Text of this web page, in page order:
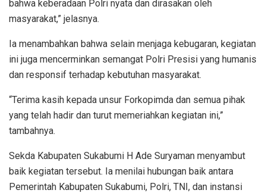
bahwa keberadaan Polri nyata dan dirasakan oleh
masyarakat,” jelasnya.
Ia menambahkan bahwa selain menjaga kebugaran, kegiatan
ini juga mencerminkan semangat Polri Presisi yang humanis
dan responsif terhadap kebutuhan masyarakat.
“Terima kasih kepada unsur Forkopimda dan semua pihak
yang telah hadir dan turut memeriahkan kegiatan ini,”
tambahnya.
Sekda Kabupaten Sukabumi H Ade Suryaman menyambut
baik kegiatan tersebut. Ia menilai hubungan baik antara
Pemerintah Kabupaten Sukabumi, Polri, TNI, dan instansi